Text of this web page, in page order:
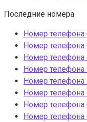
Последние номера
Номер телефона
Номер телефона
Номер телефона
Номер телефона
Номер телефона
Номер телефона
Номер телефона
Номер телефона